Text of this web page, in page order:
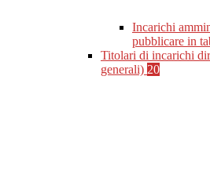
Incarichi
pubblicare in
Titolari di incarichi
generali) 20